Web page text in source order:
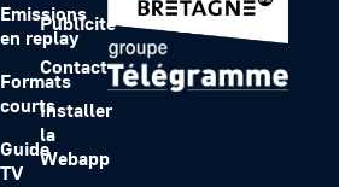
Emissions
en replay
Formats
courts
Guide
TV
Publicité
Contact
Installer
la
Webapp